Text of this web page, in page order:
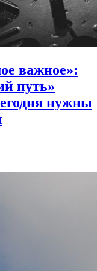
важное»:
путь»
нужны